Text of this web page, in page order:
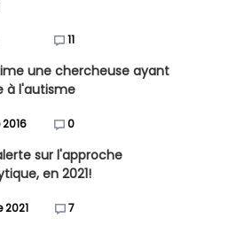
11
une chercheuse ayant
à l'autisme
0
sur l'approche
en 2021!
2021 7